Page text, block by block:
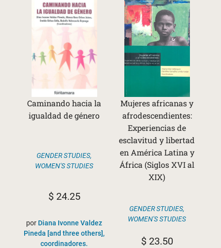
Caminando hacia la
igualdad de género
GENDER STUDIES,
WOMEN'S STUDIES
$24.25
por Diana Ivonne Valdez
Pineda [and three others],
coordinadores.
Mujeres africanas y
afrodescendientes:
Experiencias de
esclavitud y libertad
en América Latina y
África (Siglos XVI al
XIX)
GENDER STUDIES,
WOMEN'S STUDIES
$23.50